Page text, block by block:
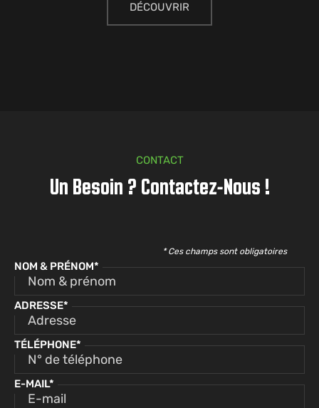
DÉCOUVRIR
CONTACT
Un Besoin ? Contactez-Nous !
* Ces champs sont obligatoires
NOM & PRÉNOM*
ADRESSE*
TÉLÉPHONE*
E-MAIL*